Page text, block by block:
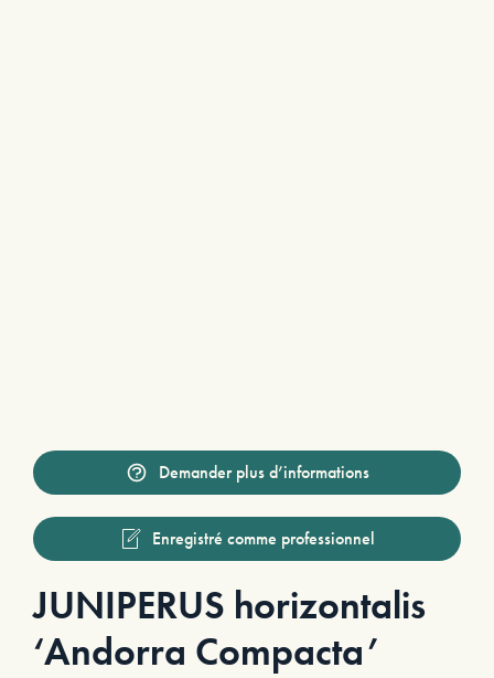
Demander plus d’informations
Enregistré comme professionnel
JUNIPERUS horizontalis
‘Andorra Compacta’